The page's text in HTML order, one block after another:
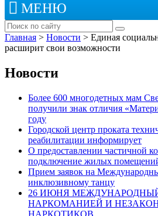
МЕНЮ
Главная > Новости > Единая
расширит свои возможности
Новости
Более 600 многодетных мам
получили знак отличия
году
Городской центр проката
реабилитации информирует
О предоставлении частичной
подключение жилых
Прием заявок на
инклюзивному танцу
26 ИЮНЯ
НАРКОМАНИЕЙ И
НАРКОТИКОВ